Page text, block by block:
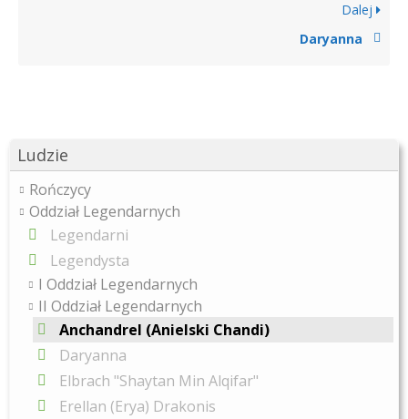
Ludzie
Rończycy
Oddział Legendarnych
Legendarni
Legendysta
I Oddział Legendarnych
II Oddział Legendarnych
Anchandrel (Anielski Chandi)
Daryanna
Elbrach "Shaytan Min Alqifar"
Erellan (Erya) Drakonis
Dalej
Daryanna